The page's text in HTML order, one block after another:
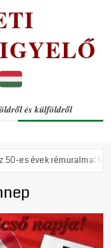
és külföldről
évek rémuralma: